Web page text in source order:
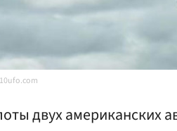
двух американских